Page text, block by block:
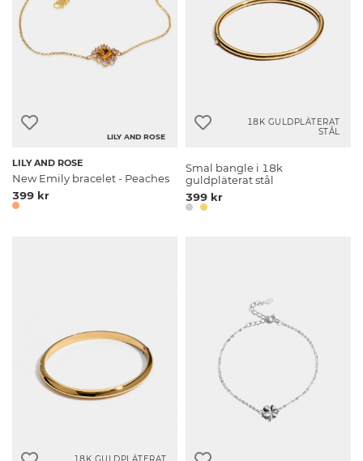
LILY AND ROSE
LILY AND ROSE
New Emily bracelet - Peaches
399 kr
18K GULDPLÄTERAT
STÅL
Smal bangle i 18k
guldpläterat stål
399 kr